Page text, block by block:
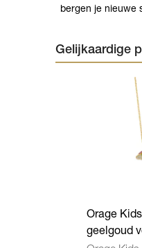
bergen je nieuwe
Gelijkaardige
Orage
geelgoud